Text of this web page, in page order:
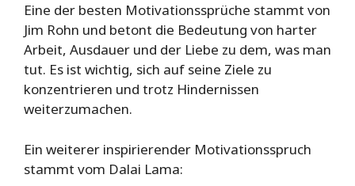
Eine der besten Motivationssprüche stammt von
Jim Rohn und betont die Bedeutung von harter
Arbeit, Ausdauer und der Liebe zu dem, was man
tut. Es ist wichtig, sich auf seine Ziele zu
konzentrieren und trotz Hindernissen
weiterzumachen.
Ein weiterer inspirierender Motivationsspruch
stammt vom Dalai Lama: